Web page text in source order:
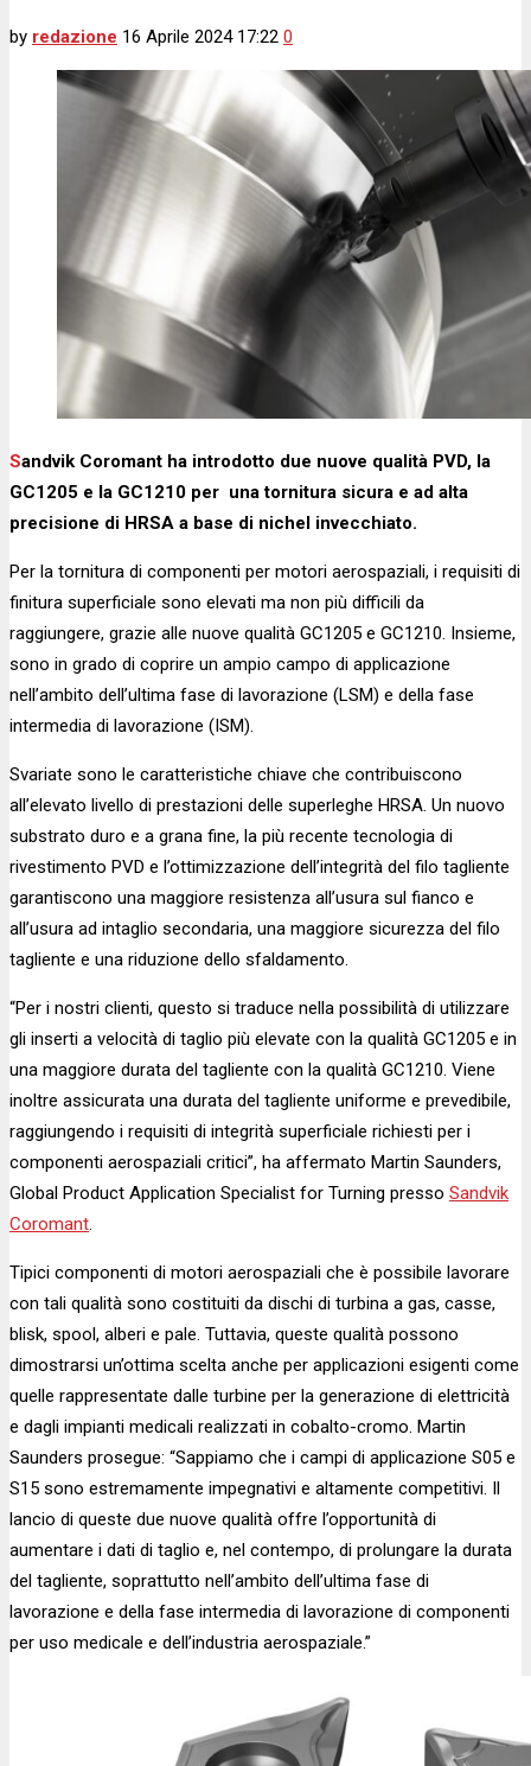
by redazione 16 Aprile 2024 17:22 0
Sandvik Coromant ha introdotto due nuove qualità PVD, la
GC1205 e la GC1210 per una tornitura sicura e ad alta
precisione di HRSA a base di nichel invecchiato.
Per la tornitura di componenti per motori aerospaziali, i requisiti di
finitura superficiale sono elevati ma non più difficili da
raggiungere, grazie alle nuove qualità GC1205 e GC1210. Insieme,
sono in grado di coprire un ampio campo di applicazione
nell’ambito dell’ultima fase di lavorazione (LSM) e della fase
intermedia di lavorazione (ISM).
Svariate sono le caratteristiche chiave che contribuiscono
all’elevato livello di prestazioni delle superleghe HRSA. Un nuovo
substrato duro e a grana fine, la più recente tecnologia di
rivestimento PVD e l’ottimizzazione dell’integrità del filo tagliente
garantiscono una maggiore resistenza all’usura sul fianco e
all’usura ad intaglio secondaria, una maggiore sicurezza del filo
tagliente e una riduzione dello sfaldamento.
“Per i nostri clienti, questo si traduce nella possibilità di utilizzare
gli inserti a velocità di taglio più elevate con la qualità GC1205 e in
una maggiore durata del tagliente con la qualità GC1210. Viene
inoltre assicurata una durata del tagliente uniforme e prevedibile,
raggiungendo i requisiti di integrità superficiale richiesti per i
componenti aerospaziali critici”, ha affermato Martin Saunders,
Global Product Application Specialist for Turning presso Sandvik
Coromant.
Tipici componenti di motori aerospaziali che è possibile lavorare
con tali qualità sono costituiti da dischi di turbina a gas, casse,
blisk, spool, alberi e pale. Tuttavia, queste qualità possono
dimostrarsi un’ottima scelta anche per applicazioni esigenti come
quelle rappresentate dalle turbine per la generazione di elettricità
e dagli impianti medicali realizzati in cobalto-cromo. Martin
Saunders prosegue: “Sappiamo che i campi di applicazione S05 e
S15 sono estremamente impegnativi e altamente competitivi. Il
lancio di queste due nuove qualità offre l’opportunità di
aumentare i dati di taglio e, nel contempo, di prolungare la durata
del tagliente, soprattutto nell’ambito dell’ultima fase di
lavorazione e della fase intermedia di lavorazione di componenti
per uso medicale e dell’industria aerospaziale.”